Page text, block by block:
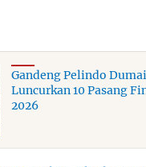
Gandeng Pelindo
Luncurkan 10 Pasang
2026